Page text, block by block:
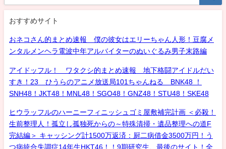
おすすめサイト
おネコさん的まとめ速報 僕の彼女はエリーちゃん人形！豆腐メ
ンタルメンヘラ電波中年アルバイターのぬいぐるみ男子末路編
アイドッフル！ ワタクシ的まとめ速報 地下格闘アイドルだい
すき！23 ひうらのアニメ放送局101ちゃんねる BNK48 ！
SNH48！JKT48！MNL48！SGO48！GNZ48！STU48！SKE48
ヒウラッフルのハーニーフィニッシュゴミ屋敷補完計画 ＜必殺！
生前整理人！孤立し孤独死からの～特殊清掃・遺品整理への道F
完結編＞ キャッシング計1500万返済：厨二病借金3500万円！う
つ病統合失調症14年生HKT46！！9期研究生、最後のサイト！全